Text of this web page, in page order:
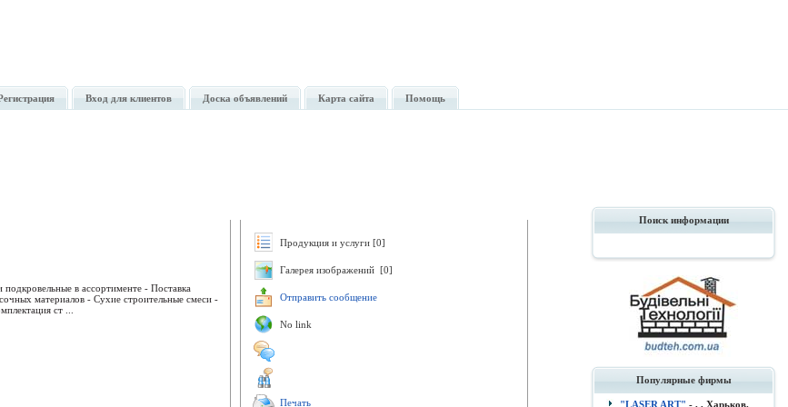
Вход для клиентов Доска объявлений Карта сайта Помощь
в ассортименте - Поставка
материалов - Сухие строительные смеси -
ст ...
Продукция и услуги [0]
Галерея изображений [0]
Отправить сообщение
No link
Печать
Поиск информации
Популярные фирмы
"LASER ART" - , , Харьков.